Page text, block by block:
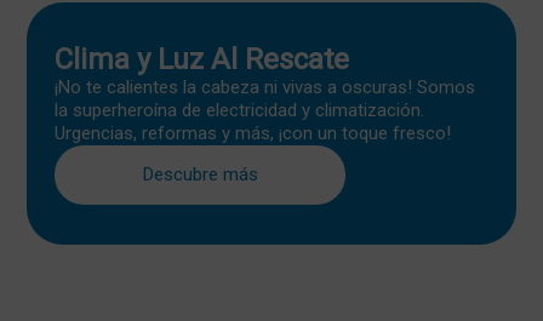
Clima y Luz Al Rescate
¡No te calientes la cabeza ni vivas a oscuras! Somos
la superheroína de electricidad y climatización.
Urgencias, reformas y más, ¡con un toque fresco!
Descubre más